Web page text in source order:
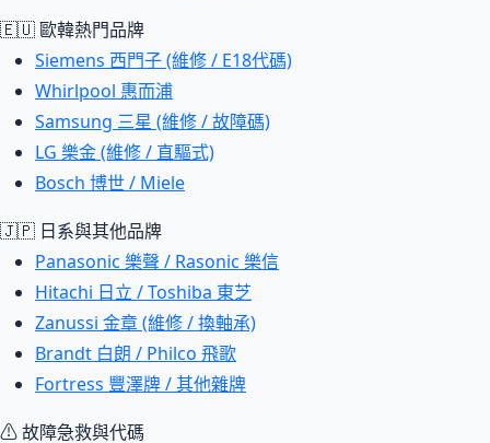
🇪🇺 歐韓熱門品牌
Siemens 西門子 (維修 / E18代碼)
Whirlpool 惠而浦
Samsung 三星 (維修 / 故障碼)
LG 樂金 (維修 / 直驅式)
Bosch 博世 / Miele
🇯🇵 日系與其他品牌
Panasonic 樂聲 / Rasonic 樂信
Hitachi 日立 / Toshiba 東芝
Zanussi 金章 (維修 / 換軸承)
Brandt 白朗 / Philco 飛歌
Fortress 豐澤牌 / 其他雜牌
⚠ 故障急救與代碼